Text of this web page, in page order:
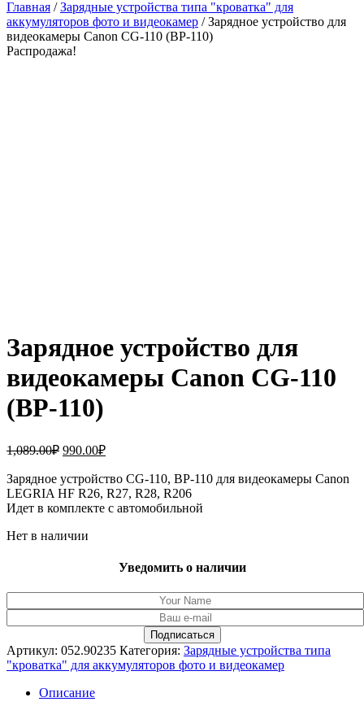
Главная /Зарядные устройства типа "кроватка" для
аккумуляторов фото и видеокамер /Зарядное устройство для
видеокамеры Canon CG-110 (BP-110)
Распродажа!
Зарядное устройство для
видеокамеры Canon CG-110
(BP-110)
1,089.00₽ Первоначальная
составляла
1,089.00₽.
990.00₽Текущая
990.00₽.
Зарядное устройство CG-110, BP-110 для видеокамеры Canon
LEGRIA HF R26, R27, R28, R206
Идет в комплекте с автомобильной
Нет в наличии
Уведомить о наличии
Артикул: 052.90235 Категория: Зарядные устройства типа
"кроватка" для аккумуляторов фото и видеокамер
Описание